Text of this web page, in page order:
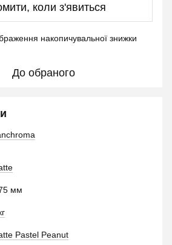
коли з'явиться
накопичувальної знижки
До обраного
мм
Pastel Peanut